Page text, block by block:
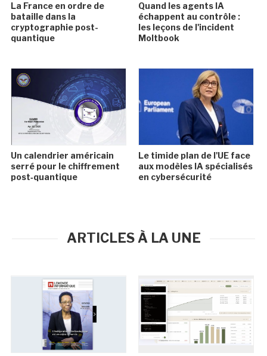
La France en ordre de
bataille dans la
cryptographie post-
quantique
Quand les agents IA
échappent au contrôle :
les leçons de l'incident
Moltbook
Un calendrier américain
serré pour le chiffrement
post‑quantique
Le timide plan de l'UE face
aux modèles IA spécialisés
en cybersécurité
ARTICLES À LA UNE